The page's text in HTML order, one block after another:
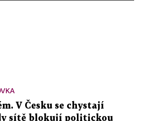
V Česku se chystají
sítě blokují politickou